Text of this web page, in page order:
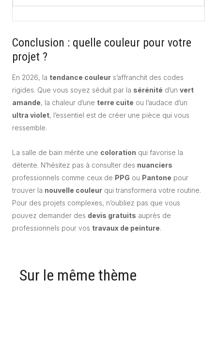
Conclusion : quelle couleur pour votre
projet ?
En 2026, la tendance couleur s’affranchit des codes
rigides. Que vous soyez séduit par la sérénité d’un vert
amande, la chaleur d’une terre cuite ou l’audace d’un
ultra violet, l’essentiel est de créer une pièce qui vous
ressemble.
La salle de bain mérite une coloration qui favorise la
détente. N’hésitez pas à consulter des nuanciers
professionnels comme ceux de PPG ou Pantone pour
trouver la nouvelle couleur qui transformera votre routine.
Pour des projets complexes, n’oubliez pas que vous
pouvez demander des devis gratuits auprès de
professionnels pour vos travaux de peinture.
Sur le même thème